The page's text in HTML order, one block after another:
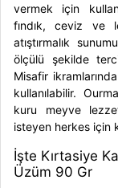
vermek için
fındık, ceviz ve
atıştırmalık
ölçülü şekilde
Misafir
kullanılabilir.
kuru meyve
isteyen herkes için
İşte Kırtasiye
Üzüm 90 Gr